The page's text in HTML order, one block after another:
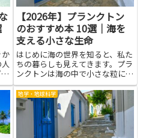
【2026年】プランクトン
のおすすめ本 10選｜海を
支える小さな生命
はじめに海の世界を知ると、私た
ちの暮らしも見えてきます。プラ
ンクトンは海の中で小さな粒に見
えますが、食べ物の源となるだけ
でなく、海の循環を動かす大切な
役割を果たしています。このテー
マを学ぶと、海がどのように生き
ているのか、動物たちがどうつ
地学・地球科学